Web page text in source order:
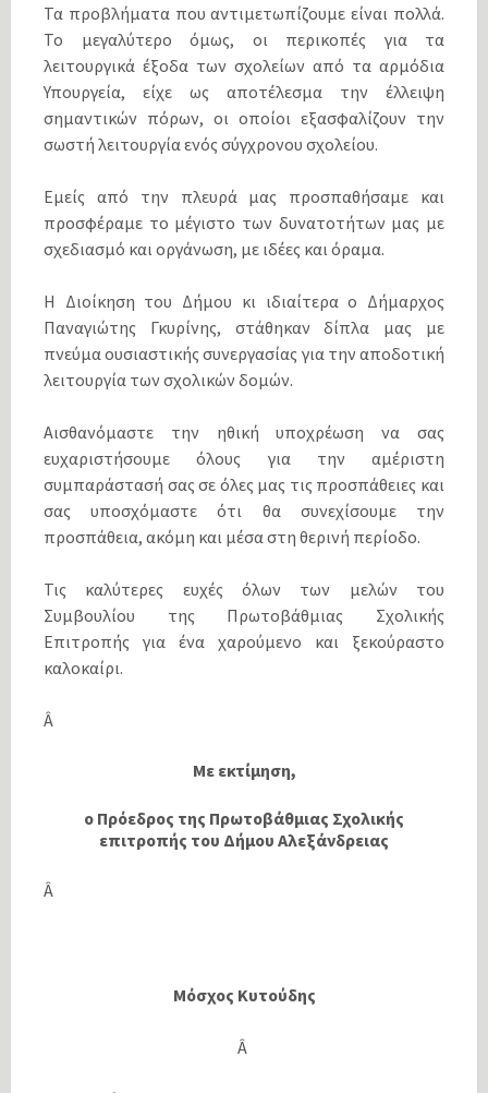
Τα προβλήματα που αντιμετωπίζουμε είναι πολλά.
Το μεγαλύτερο όμως, οι περικοπές για τα
λειτουργικά έξοδα των σχολείων από τα αρμόδια
Υπουργεία, είχε ως αποτέλεσμα την έλλειψη
σημαντικών πόρων, οι οποίοι εξασφαλίζουν την
σωστή λειτουργία ενός σύγχρονου σχολείου.
Εμείς από την πλευρά μας προσπαθήσαμε και
προσφέραμε το μέγιστο των δυνατοτήτων μας με
σχεδιασμό και οργάνωση, με ιδέες και όραμα.
Η Διοίκηση του Δήμου κι ιδιαίτερα ο Δήμαρχος
Παναγιώτης Γκυρίνης, στάθηκαν δίπλα μας με
πνεύμα ουσιαστικής συνεργασίας για την αποδοτική
λειτουργία των σχολικών δομών.
Αισθανόμαστε την ηθική υποχρέωση να σας
ευχαριστήσουμε όλους για την αμέριστη
συμπαράστασή σας σε όλες μας τις προσπάθειες και
σας υποσχόμαστε ότι θα συνεχίσουμε την
προσπάθεια, ακόμη και μέσα στη θερινή περίοδο.
Τις καλύτερες ευχές όλων των μελών του
Συμβουλίου της Πρωτοβάθμιας Σχολικής
Επιτροπής για ένα χαρούμενο και ξεκούραστο
καλοκαίρι.
Â
Με εκτίμηση,
ο Πρόεδρος της Πρωτοβάθμιας Σχολικής
επιτροπής του Δήμου Αλεξάνδρειας
Â
Μόσχος Κυτούδης
Â